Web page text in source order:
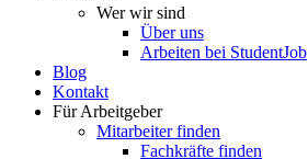
Wer wir sind
Über uns
Arbeiten bei StudentJob
Blog
Kontakt
Für Arbeitgeber
Mitarbeiter finden
Fachkräfte finden